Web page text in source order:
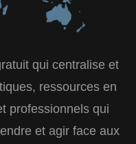
qui centralise et
ressources en
professionnels qui
et agir face aux